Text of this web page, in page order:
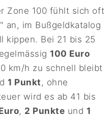
Zone 100 fühlt sich oft
an, im Bußgeldkatalog
kippen. Bei 21 bis 25
100 Euro
km/h zu schnell bleibt
1 Punkt, ohne
wird es ab 41 bis
, 2 Punkte und 1